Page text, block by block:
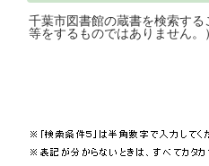
千葉市図書館の蔵
等をするものではありません。）